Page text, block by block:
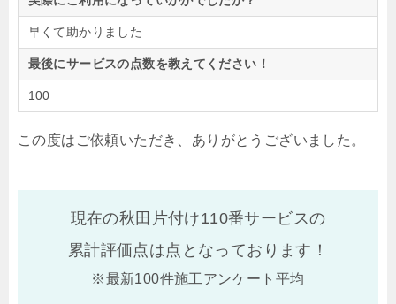
早くて助かりました
最後にサービスの点数を教えてください！
100
この度はご依頼いただき、ありがとうございました。
現在の秋田片付け110番サービスの
累計評価点は点となっております！
※最新100件施工アンケート平均